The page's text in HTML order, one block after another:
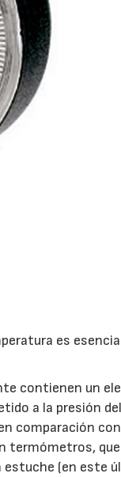
es
contienen un
a la presión
comparación
termómetros,
(en este